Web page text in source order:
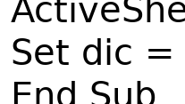
Set dic =
End Sub